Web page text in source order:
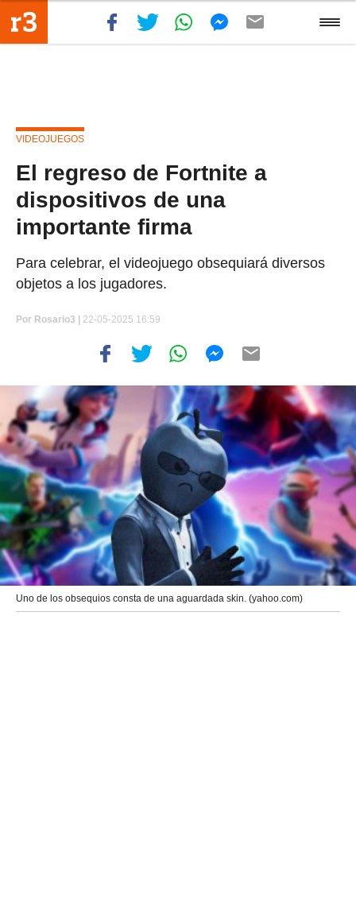
VIDEOJUEGOS
El regreso de Fortnite a
dispositivos de una
importante firma
Para celebrar, el videojuego obsequiará diversos
objetos a los jugadores.
Por Rosario3 | 22-05-2025 16:59
Uno de los obsequios consta de una aguardada skin. (yahoo.com)